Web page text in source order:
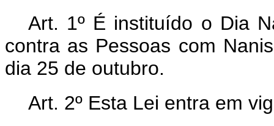
Art. 1º É instituído o Dia
contra as Pessoas com
dia 25 de outubro.
Art. 2º Esta Lei entra em